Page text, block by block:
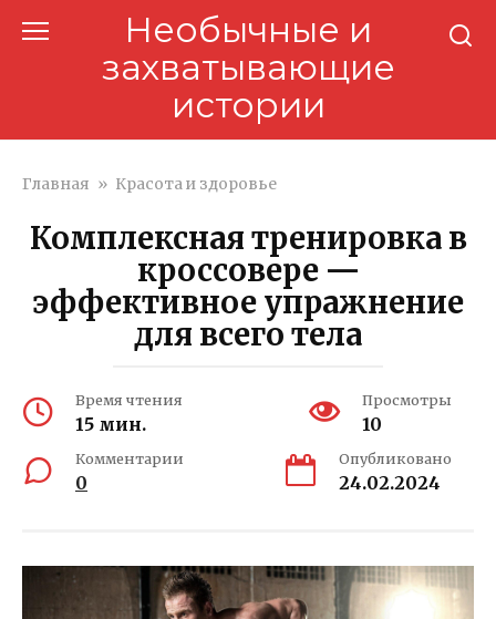
Необычные и
захватывающие
истории
Главная » Красота и здоровье
Комплексная тренировка в
кроссовере —
эффективное упражнение
для всего тела
Время чтения
15 мин.
Просмотры
10
Комментарии
0
Опубликовано
24.02.2024